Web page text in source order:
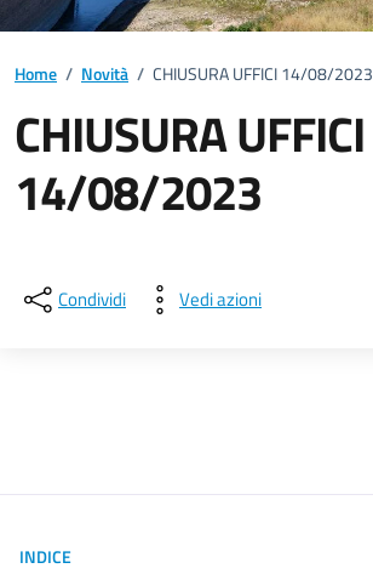
Home / Novità / CHIUSURA UFFICI 14/08/2023
CHIUSURA UFFICI
14/08/2023
Condividi Vedi azioni
INDICE